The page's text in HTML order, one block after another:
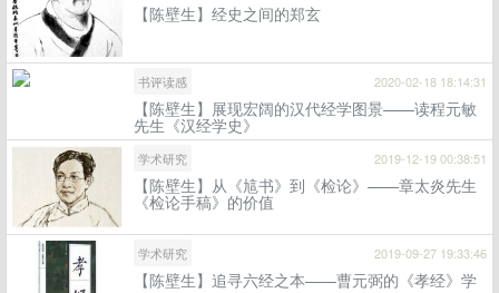
【陈壁生】经史之间的郑玄
书评读感 2020-02-18 18:14:31
【陈壁生】展现宏阔的汉代经学图景——读程元敏
先生《汉经学史》
学术研究 2019-12-19 00:38:51
【陈壁生】从《訄书》到《检论》——章太炎先生
《检论手稿》的价值
学术研究 2019-09-27 19:33:46
【陈壁生】追寻六经之本——曹元弼的《孝经》学